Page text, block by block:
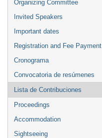
Organizing Committee
Invited Speakers
Important dates
Registration and Fee Payment
Cronograma
Convocatoria de resúmenes
Lista de Contribuciones
Proceedings
Accommodation
Sightseeing